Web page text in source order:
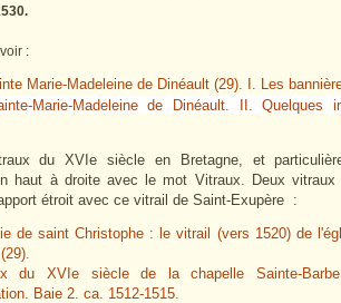
:
Marie-Madeleine de Dinéault (29). I. Les
Marie-Madeleine de Dinéault. II.
du XVIe siècle en Bretagne, et
haut à droite avec le mot Vitraux. Deux
étroit avec ce vitrail de Saint-Exupère :
de saint Christophe : le vitrail (vers 1520) de
du XVIe siècle de la chapelle Sainte-
Baie 2. ca. 1512-1515.